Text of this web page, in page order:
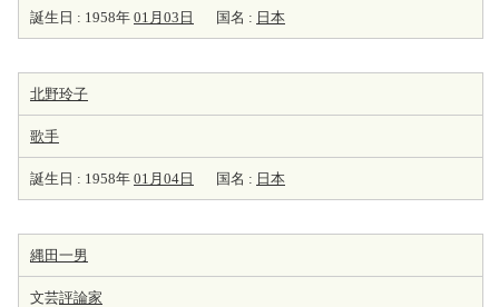
誕生日 : 1958年 01月03日 国名 : 日本
北野玲子
歌手
誕生日 : 1958年 01月04日 国名 : 日本
縄田一男
文芸評論家